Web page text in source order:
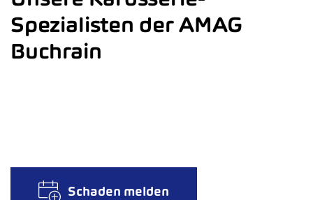
Spezialisten der AMAG
Buchrain
Schaden melden